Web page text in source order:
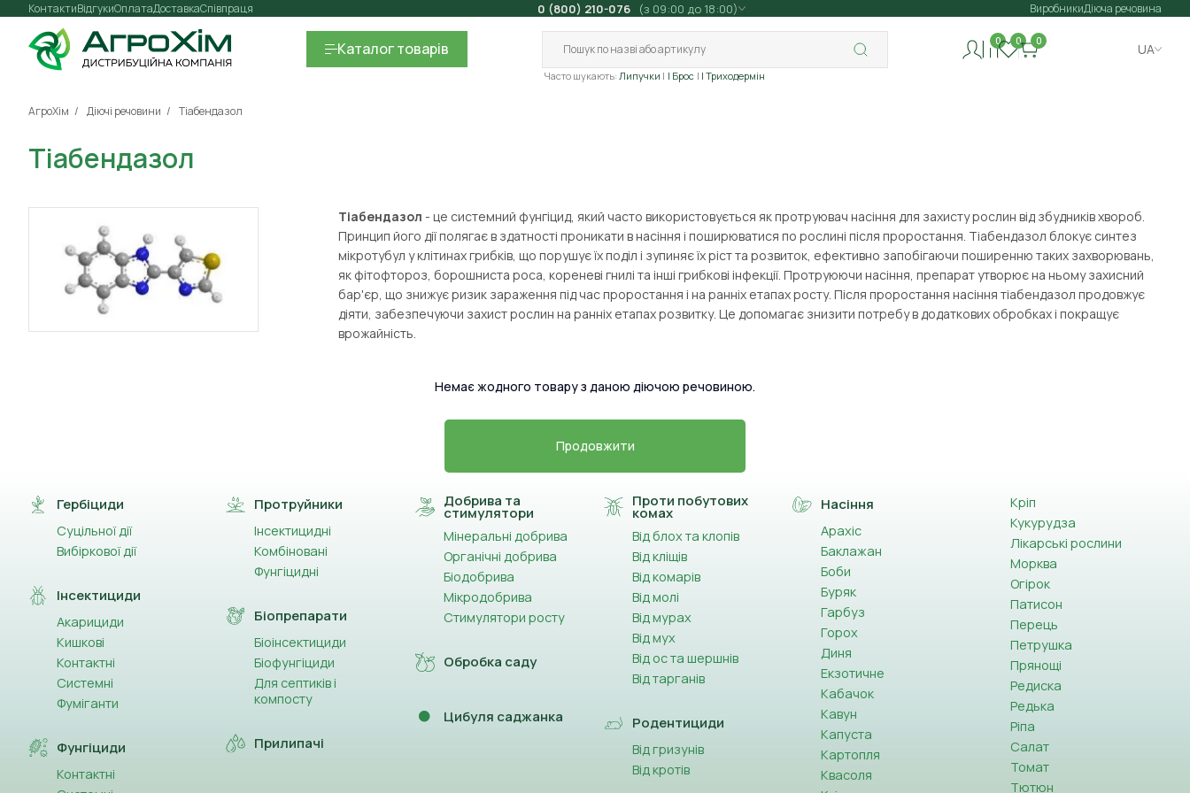
Контакти Оплата
Відгуки ДоставкаСпівпраця 0 (800) 210-076 (з 09:00 до 18:00) ВиробникиДіюча речовина
Каталогтоварів
Часто шукають: Липучки | Брос | Триходермін
0 0 0
UA
АгроХім Діючі речовини Тіабендазол
Тіабендазол
Тіабендазол - це системний фунгіцид, який часто використовується як протруювач насіння для захисту рослин від збудників хвороб.
Принцип його дії полягає в здатності проникати в насіння і поширюватися по рослині після проростання. Тіабендазол блокує синтез
мікротубул у клітинах грибків, що порушує їх поділ і зупиняє їх ріст та розвиток, ефективно запобігаючи поширенню таких захворювань,
як фітофтороз, борошниста роса, кореневі гнилі та інші грибкові інфекції. Протруюючи насіння, препарат утворює на ньому захисний
бар'єр, що знижує ризик зараження під час проростання і на ранніх етапах росту. Після проростання насіння тіабендазол продовжує
діяти, забезпечуючи захист рослин на ранніх етапах розвитку. Це допомагає знизити потребу в додаткових обробках і покращує
врожайність.
Немає жодного товару з даною діючою речовиною.
Продовжити
Гербіциди
Суцільної дії
Вибіркової дії
Інсектициди
Акарициди
Кишкові
Контактні
Системні
Фуміганти
Фунгіциди
Контактні
Протруйники
Інсектицидні
Комбіновані
Фунгіцидні
Біопрепарати
Біоінсектициди
Біофунгіциди
Для септиків і
компосту
Прилипачі
Добрива та
стимулятори
Мінеральні добрива
Органічні добрива
Біодобрива
Мікродобрива
Стимулятори росту
Обробка саду
Цибуля саджанка
Проти побутових
комах
Від блох та клопів
Від кліщів
Від комарів
Від молі
Від мурах
Від мух
Від ос та шершнів
Від тарганів
Родентициди
Від гризунів
Від кротів
Насіння
Арахіс
Баклажан
Боби
Буряк
Гарбуз
Горох
Диня
Екзотичне
Кабачок
Кавун
Капуста
Картопля
Квасоля
Кріп
Кукурудза
Лікарські рослини
Морква
Огірок
Патисон
Перець
Петрушка
Прянощі
Редиска
Редька
Ріпа
Салат
Томат
Тютюн